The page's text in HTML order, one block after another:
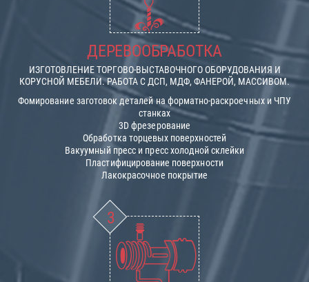
ДЕРЕВООБРАБОТКА
ИЗГОТОВЛЕНИЕ ТОРГОВО-ВЫСТАВОЧНОГО ОБОРУДОВАНИЯ И
КОРУСНОЙ МЕБЕЛИ. РАБОТА С ДСП, МДФ, ФАНЕРОЙ, МАССИВОМ.
Фомирование заготовок деталей на форматно-раскроечных и ЧПУ
станках
3D фрезерование
Обработка торцевых поверхностей
Вакуумный пресс и пресс холодной склейки
Пластифицирование поверхности
Лакокрасочное покрытие